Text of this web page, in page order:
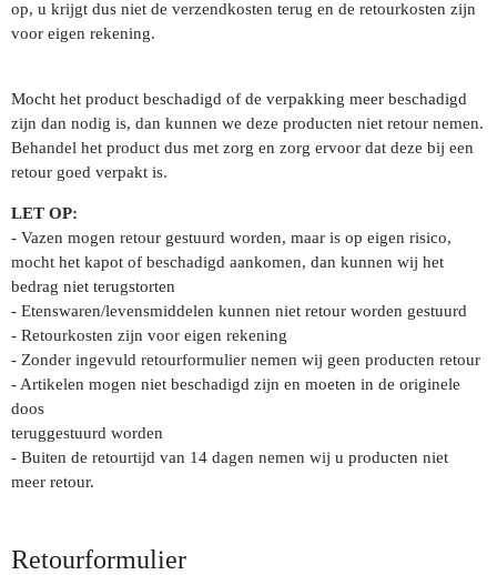
op, u krijgt dus niet de verzendkosten terug en de retourkosten zijn
voor eigen rekening.
Mocht het product beschadigd of de verpakking meer beschadigd
zijn dan nodig is, dan kunnen we deze producten niet retour nemen.
Behandel het product dus met zorg en zorg ervoor dat deze bij een
retour goed verpakt is.
LET OP:
- Vazen mogen retour gestuurd worden, maar is op eigen risico,
mocht het kapot of beschadigd aankomen, dan kunnen wij het
bedrag niet terugstorten
- Etenswaren/levensmiddelen kunnen niet retour worden gestuurd
- Retourkosten zijn voor eigen rekening
- Zonder ingevuld retourformulier nemen wij geen producten retour
- Artikelen mogen niet beschadigd zijn en moeten in de originele
doos
teruggestuurd worden
- Buiten de retourtijd van 14 dagen nemen wij u producten niet
meer retour.
Retourformulier